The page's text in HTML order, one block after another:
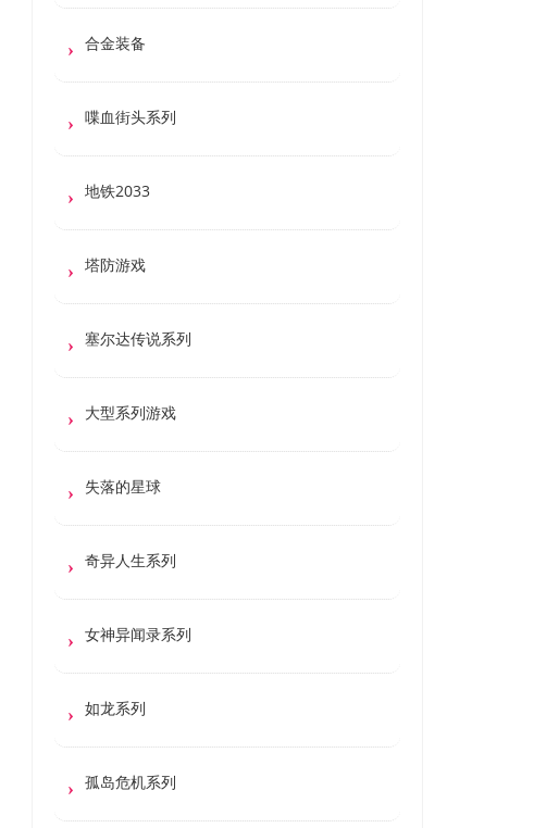
合金装备
喋血街头系列
地铁2033
塔防游戏
塞尔达传说系列
大型系列游戏
失落的星球
奇异人生系列
女神异闻录系列
如龙系列
孤岛危机系列